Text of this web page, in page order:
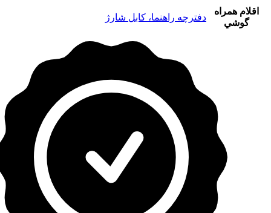
اقلام همراه
گوشي
دفترچه راهنما، کابل شارژ